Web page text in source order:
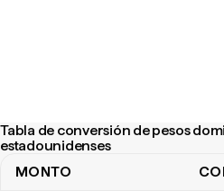
Tabla de conversión de pesos
estadounidenses
MONTO